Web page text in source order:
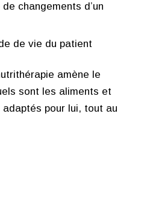
changements d’un
de vie du patient
amène le
sont les aliments et
pour lui, tout au